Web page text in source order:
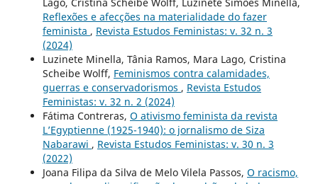
Reflexões e afecções na materialidade do fazer
feminista , Revista Estudos Feministas: v. 32 n. 3
(2024)
Luzinete Minella, Tânia Ramos, Mara Lago, Cristina
Scheibe Wolff, Feminismos contra calamidades,
guerras e conservadorismos , Revista Estudos
Feministas: v. 32 n. 2 (2024)
Fátima Contreras, O ativismo feminista da revista
L’Egyptienne (1925-1940): o jornalismo de Siza
Nabarawi , Revista Estudos Feministas: v. 30 n. 3
(2022)
Joana Filipa da Silva de Melo Vilela Passos, O racismo,